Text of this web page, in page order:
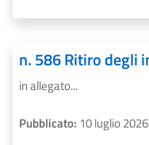
in allegato...
Pubblicato: 10 luglio 2026